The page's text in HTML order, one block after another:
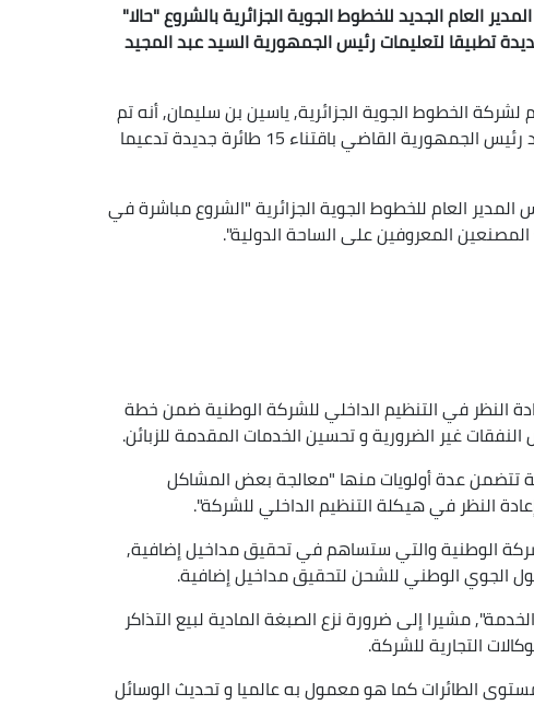
العام الجديد للخطوط الجوية الجزائرية بالشروع "حالا"
مصنعي الطائرات لاقتناء 15 طائرة جديدة تطبيقا لتعليمات رئيس الجمهورية السيد عبد المجيد
الخطوط الجوية الجزائرية, ياسين بن سليمان, أنه تم
تكليف هذا الأخير بالشروع "حالا" في تنفيذ قرار السيد رئيس الجمهورية القاضي باقتناء 15 طائرة جديدة تدعيما
العام للخطوط الجوية الجزائرية "الشروع مباشرة في
النظر في التنظيم الداخلي للشركة الوطنية ضمن خطة
غير الضرورية و تحسين الخدمات المقدمة للزبائن.
عدة أولويات منها "معالجة بعض المشاكل
النظر في هيكلة التنظيم الداخلي للشركة".
الوطنية والتي ستساهم في تحقيق مداخيل إضافية,
الجوي الوطني للشحن لتحقيق مداخيل إضافية.
مشيرا إلى ضرورة نزع الصبغة المادية لبيع التذاكر
التجارية للشركة.
الطائرات كما هو معمول به عالميا و تحديث الوسائل